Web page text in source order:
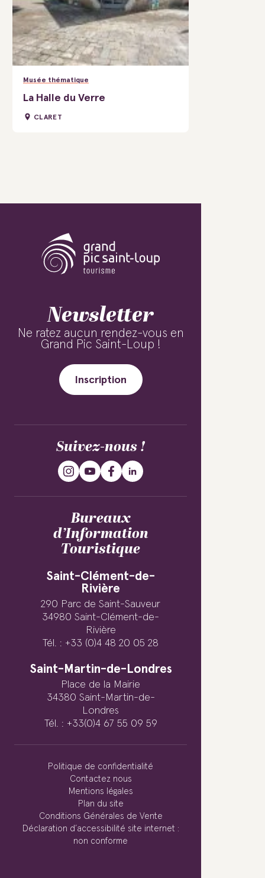
Musée thématique
La Halle du Verre
CLARET
Newsletter
Ne ratez aucun rendez-vous en
Grand Pic Saint-Loup !
Inscription
Suivez-nous !
Bureaux
d’Information
Touristique
Saint-Clément-de-
Rivière
290 Parc de Saint-Sauveur
34980 Saint-Clément-de-
Rivière
Tél. : +33 (0)4 48 20 05 28
Saint-Martin-de-Londres
Place de la Mairie
34380 Saint-Martin-de-
Londres
Tél. : +33(0)4 67 55 09 59
Politique de confidentialité
Contactez nous
Mentions légales
Plan du site
Conditions Générales de Vente
Déclaration d’accessibilité site internet :
non conforme